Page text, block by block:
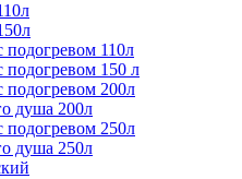
подогревом 110л
подогревом 150 л
подогревом 200л
душа 200л
подогревом 250л
душа 250л